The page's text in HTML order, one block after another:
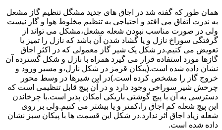
همان طور که گفته شد در اجاق های جدید مشگل تنظیم گاز مشعل
به ندرت اتفاق می افتد و احتیاجی به تنظیم مخلوط هوا و گاز نیست
ولی در صورت مناسب نبودن شعله مشعل،مشکل می تواند از
گرفتگی سوراخ نازل و یا گشاد شدن آن باشد که نازل را تمیز یا
تعویض می کنیم.در شکل یک شیر گاز معمولی که در اکثر اجاق
گازها مورد استفاده قرار می گیرد همراه با نازل و شکل گسترده آن
نشان داده شده است.(پیکان قرمز در شکل نازل،و مسیر ورود و
خروج گاز را مشخص کرده است.)در این شیرها در وسط محور
چرخش شیر سوراخی وجود دارد و در آن پیچ قابل تنظیمی است که
دسترسی به آن با پیچ گوشتی باریکی امکان پذیر است.با چرخاندن
این پیچ شعله کم اجاق را،کمتر و یا بیشتر می کنیم.ولی بر روی
شعله زیاد اجاق اثر ندارد.در شکل این قسمت ها با پیکان سبز نشان
داده شده است.